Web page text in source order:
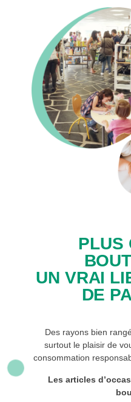
PLUS
UN VRAI
DE
Des rayons bien
surtout le plaisir de
consommation
Les articles